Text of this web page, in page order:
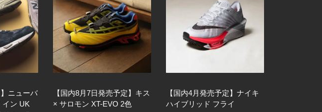
】ニューバ
イン UK
【国内8月7日発売予定】キス
× サロモン XT-EVO 2色
【国内4月発売予定】ナイキ
ハイブリッド フライ